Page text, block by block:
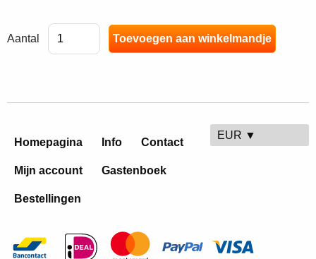
Aantal
Homepagina Info Contact
Mijn account Gastenboek
Bestellingen
EUR ▼